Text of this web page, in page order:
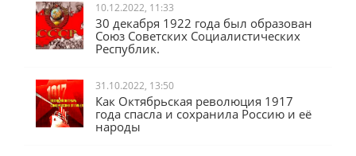
10.12.2022, 11:33
30 декабря 1922 года был образован
Союз Советских Социалистических
Республик.
31.10.2022, 13:50
Как Октябрьская революция 1917
года спасла и сохранила Россию и её
народы